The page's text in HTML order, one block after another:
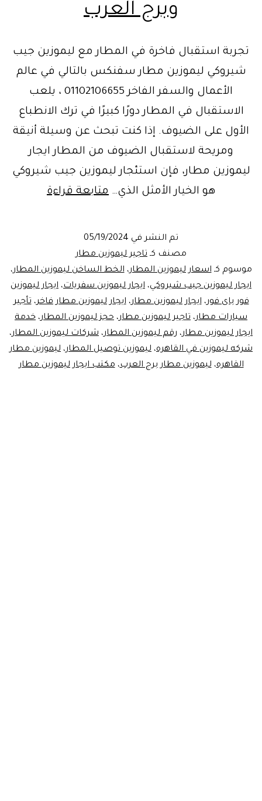
وبرج العرب
تجربة استقبال فاخرة في المطار مع ليموزين جيب
شيروكي ليموزين مطار سفنكس بالتالي في عالم
الأعمال والسفر الفاخر 01102106655 ، يلعب
الاستقبال في المطار دورًا كبيرًا في ترك الانطباع
الأول على الضيوف. إذا كنت تبحث عن وسيلة أنيقة
ومريحة لاستقبال الضيوف من المطار ايجار
ليموزين مطار، فإن استئجار ليموزين جيب شيروكي
هو الخيار الأمثل الذي… متابعة قراءةتاجير
وبرج
العرب
تم النشر في 05/19/2024
مصنف كـ تاجير ليموزين مطار
موسوم كـاسعار ليموزين المطار،الخط الساخن ليموزين المطار،
ايجار ليموزين جيب شيروكي، ايجار ليموزين سفريات، ايجار ليموزين
فور باى فور،ايجار ليموزين مطار،ايجار ليموزين مطار فاخر،تأجير
سيارات مطار، تاجير ليموزين مطار، حجز ليموزين المطار، خدمة
ايجار ليموزين مطار، رقم ليموزين المطار، شركات ليموزين المطار،
شركه ليموزين في القاهره، ليموزين توصيل المطار، ليموزين مطار
القاهره،ليموزين مطار برج العرب،مكتب ايجار ليموزين مطار